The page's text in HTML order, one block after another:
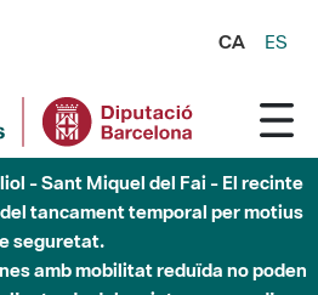
CA ES
de 2026 - Parc Fluvial Besòs -
Parc Fluvial del Besòs degut a
d'una passera sobre el riu